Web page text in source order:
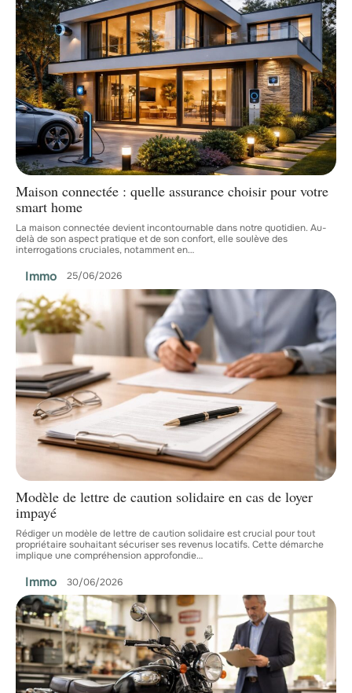
Maison connectée : quelle assurance choisir pour votre
smart home
La maison connectée devient incontournable dans notre quotidien. Au-
delà de son aspect pratique et de son confort, elle soulève des
interrogations cruciales, notamment en…
Immo 25/06/2026
Modèle de lettre de caution solidaire en cas de loyer
impayé
Rédiger un modèle de lettre de caution solidaire est crucial pour tout
propriétaire souhaitant sécuriser ses revenus locatifs. Cette démarche
implique une compréhension approfondie…
Immo 30/06/2026